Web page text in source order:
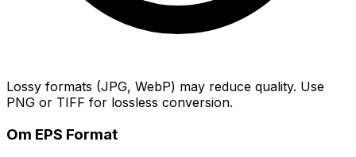
Lossy formats (JPG, WebP) may reduce quality. Use
PNG or TIFF for lossless conversion.
Om EPS Format